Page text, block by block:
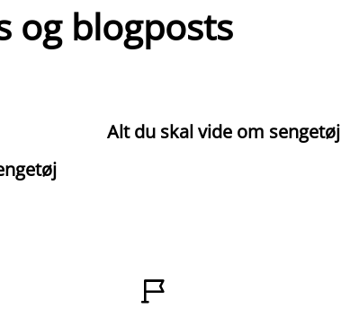
og blogposts
Alt du skal vide om sengetøj
